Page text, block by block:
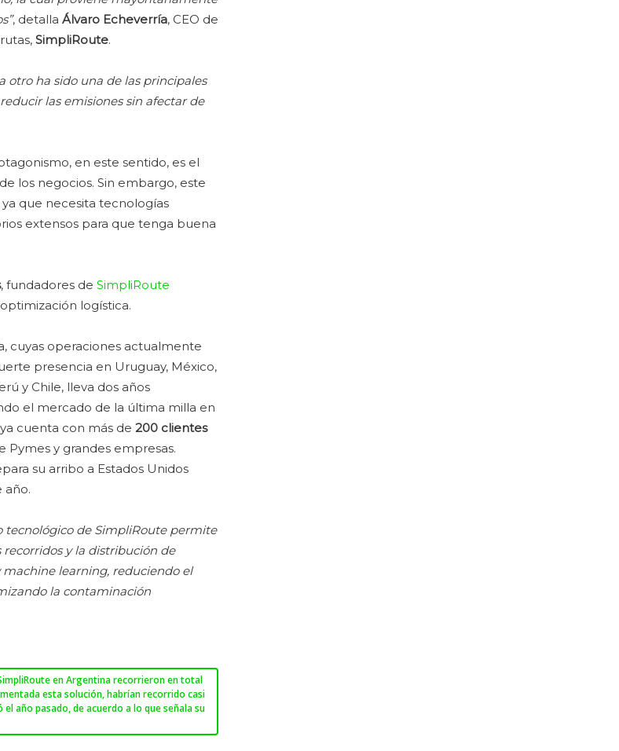
, detalla Álvaro Echeverría, CEO de
SimpliRoute.
otro ha sido una de las principales
las emisiones sin afectar de
en este sentido, es el
los negocios. Sin embargo, este
que necesita tecnologías
extensos para que tenga buena
, fundadores de SimpliRoute
logística.
cuyas operaciones actualmente
presencia en Uruguay, México,
y Chile, lleva dos años
el mercado de la última milla en
cuenta con más de 200 clientes
Pymes y grandes empresas.
su arribo a Estados Unidos
año.
tecnológico de SimpliRoute permite
recorridos y la distribución de
learning, reduciendo el
la contaminación
en Argentina recorrieron en total
esta solución, habrían recorrido casi
año pasado, de acuerdo a lo que señala su